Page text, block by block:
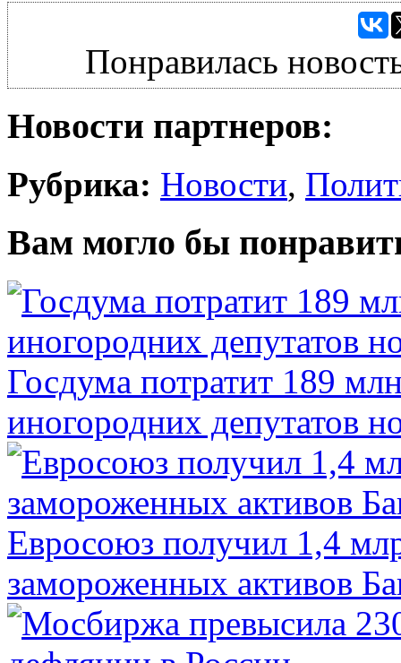
Понравилась
Новости партнеров:
Рубрика: Новости,
Вам могло бы
Госдума потратит 189
иногородних депутатов
Евросоюз получил 1,4
замороженных активов